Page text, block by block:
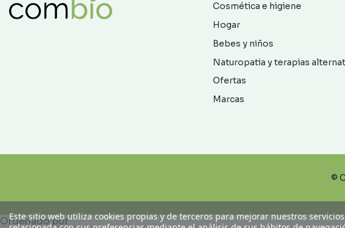
Cosmética e higiene
Hogar
Bebes y niños
Naturopatia y terapias
Ofertas
Marcas
Este sitio web utiliza cookies propias y de terceros para mejorar nuestros
©
Ordenado por